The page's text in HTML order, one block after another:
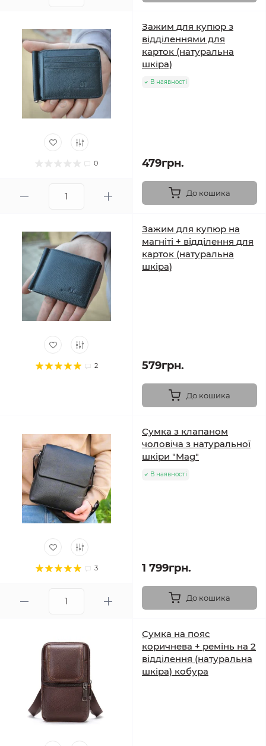
0
Зажим для купюр з
відділеннями для
карток (натуральна
шкіра)
В наявності
479грн.
До кошика
2
Зажим для купюр на
магніті + відділення для
карток (натуральна
шкіра)
579грн.
До кошика
3
Сумка з клапаном
чоловіча з натуральної
шкіри "Mag"
В наявності
1 799грн.
До кошика
Сумка на пояс
коричнева + ремінь на 2
відділення (натуральна
шкіра) кобура